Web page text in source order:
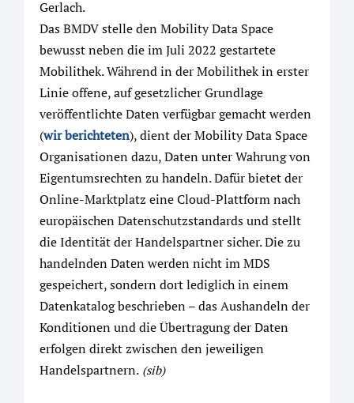
Gerlach.
Das BMDV stelle den Mobility Data Space
bewusst neben die im Juli 2022 gestartete
Mobilithek. Während in der Mobilithek in erster
Linie offene, auf gesetzlicher Grundlage
veröffentlichte Daten verfügbar gemacht werden
(wir berichteten), dient der Mobility Data Space
Organisationen dazu, Daten unter Wahrung von
Eigentumsrechten zu handeln. Dafür bietet der
Online-Marktplatz eine Cloud-Plattform nach
europäischen Datenschutzstandards und stellt
die Identität der Handelspartner sicher. Die zu
handelnden Daten werden nicht im MDS
gespeichert, sondern dort lediglich in einem
Datenkatalog beschrieben – das Aushandeln der
Konditionen und die Übertragung der Daten
erfolgen direkt zwischen den jeweiligen
Handelspartnern. (sib)